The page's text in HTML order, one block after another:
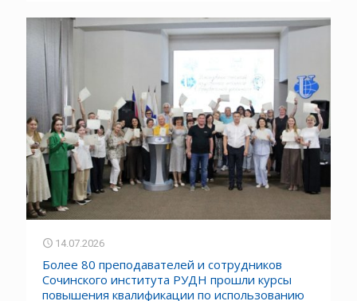
14.07.2026
Более 80 преподавателей и сотрудников
Сочинского института РУДН прошли курсы
повышения квалификации по использованию